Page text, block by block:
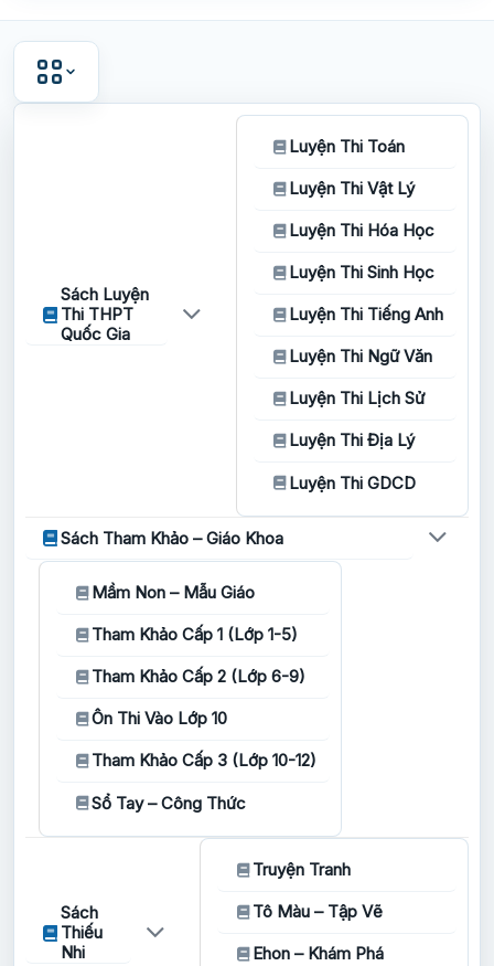
Sách Luyện
Thi THPT
Quốc Gia
Luyện Thi Toán
Luyện Thi Vật Lý
Luyện Thi Hóa Học
Luyện Thi Sinh Học
Luyện Thi Tiếng Anh
Luyện Thi Ngữ Văn
Luyện Thi Lịch Sử
Luyện Thi Địa Lý
Luyện Thi GDCD
Sách Tham Khảo – Giáo Khoa
Mầm Non – Mẫu Giáo
Tham Khảo Cấp 1 (Lớp 1-5)
Tham Khảo Cấp 2 (Lớp 6-9)
Ôn Thi Vào Lớp 10
Tham Khảo Cấp 3 (Lớp 10-12)
Sổ Tay – Công Thức
Sách
Thiếu
Nhi
Truyện Tranh
Tô Màu – Tập Vẽ
Ehon – Khám Phá